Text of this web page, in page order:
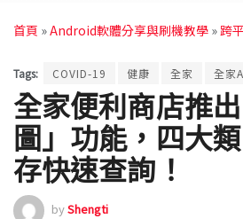
首頁 »Android軟體分享與刷機教學 »跨
Tags: COVID-19 健康 全家 全家
全家便利商店推
圖」功能，四大
存快速查詢！
byShengti